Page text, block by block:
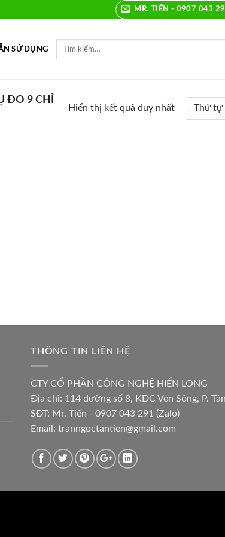
MR. TIẾN - 0907 043
SỬ DỤNG
ĐO 9 CHỈ
Hiển thị kết quả duy nhất
THÔNG TIN LIÊN HỆ
CTY CỔ PHẦN CÔNG NGHỆ HIỂN LONG
Địa chỉ: 114 đường số 8, KDC Ven Sông, P.
SĐT: Mr. Tiến - 0907 043 291 (Zalo)
Email: tranngoctantien@gmail.com